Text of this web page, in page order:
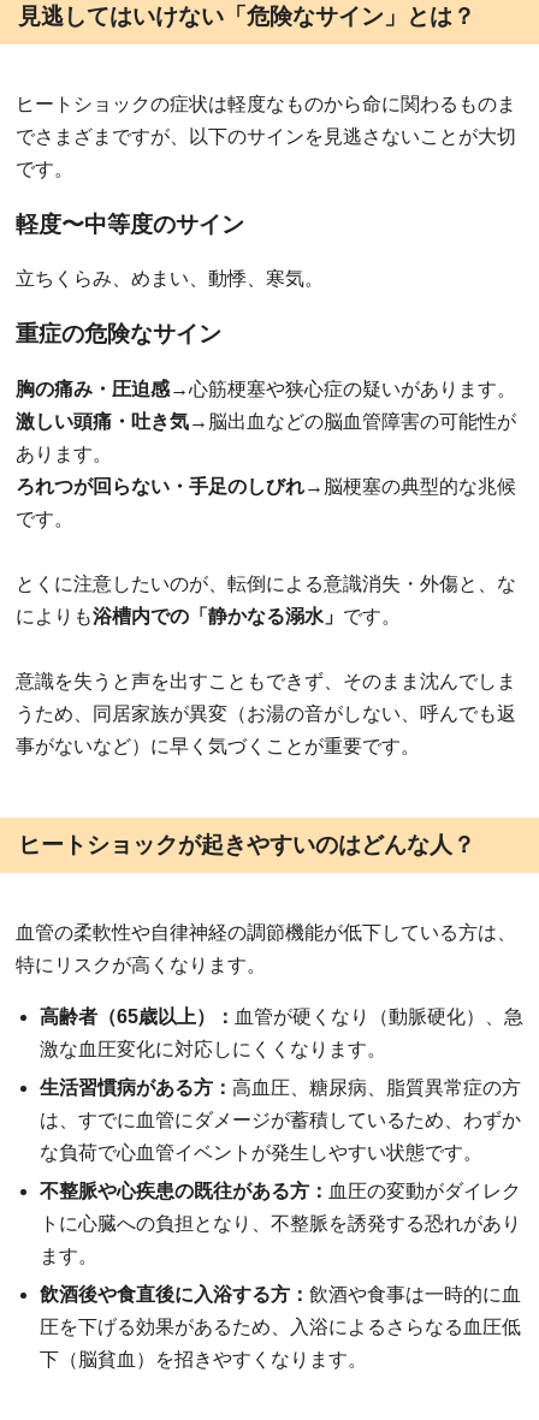
見逃してはいけない「危険なサイン」とは？
ヒートショックの症状は軽度なものから命に関わるものま
でさまざまですが、以下のサインを見逃さないことが大切
です。
軽度〜中等度のサイン
立ちくらみ、めまい、動悸、寒気。
重症の危険なサイン
胸の痛み・圧迫感→心筋梗塞や狭心症の疑いがあります。
激しい頭痛・吐き気→ 脳出血などの脳血管障害の可能性が
あります。
ろれつが回らない・手足のしびれ→ 脳梗塞の典型的な兆候
です。
とくに注意したいのが、転倒による意識消失・外傷と、な
によりも浴槽内での「静かなる溺水」 です。
意識を失うと声を出すこともできず、そのまま沈んでしま
うため、同居家族が異変（お湯の音がしない、呼んでも返
事がないなど）に早く気づくことが重要です。
ヒートショックが起きやすいのはどんな人？
血管の柔軟性や自律神経の調節機能が低下している方は、
特にリスクが高くなります。
高齢者（65歳以上）： 血管が硬くなり（動脈硬化）、急
激な血圧変化に対応しにくくなります。
生活習慣病がある方： 高血圧、糖尿病、脂質異常症の方
は、すでに血管にダメージが蓄積しているため、わずか
な負荷で心血管イベントが発生しやすい状態です。
不整脈や心疾患の既往がある方： 血圧の変動がダイレク
トに心臓への負担となり、不整脈を誘発する恐れがあり
ます。
飲酒後や食直後に入浴する方： 飲酒や食事は一時的に血
圧を下げる効果があるため、入浴によるさらなる血圧低
下（脳貧血）を招きやすくなります。